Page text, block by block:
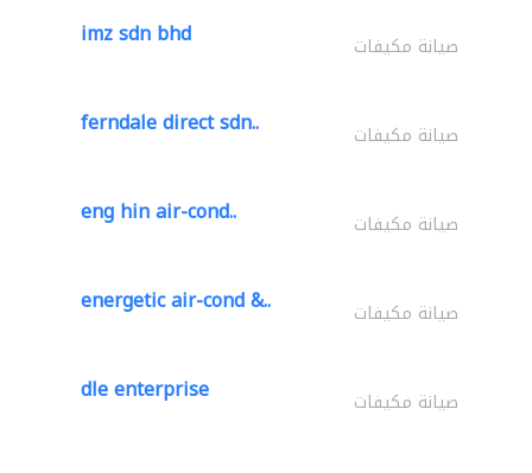
imz sdn bhd صيانة مكيفات
ferndale direct sdn.. صيانة مكيفات
eng hin air-cond.. صيانة مكيفات
energetic air-cond &.. صيانة مكيفات
dle enterprise صيانة مكيفات